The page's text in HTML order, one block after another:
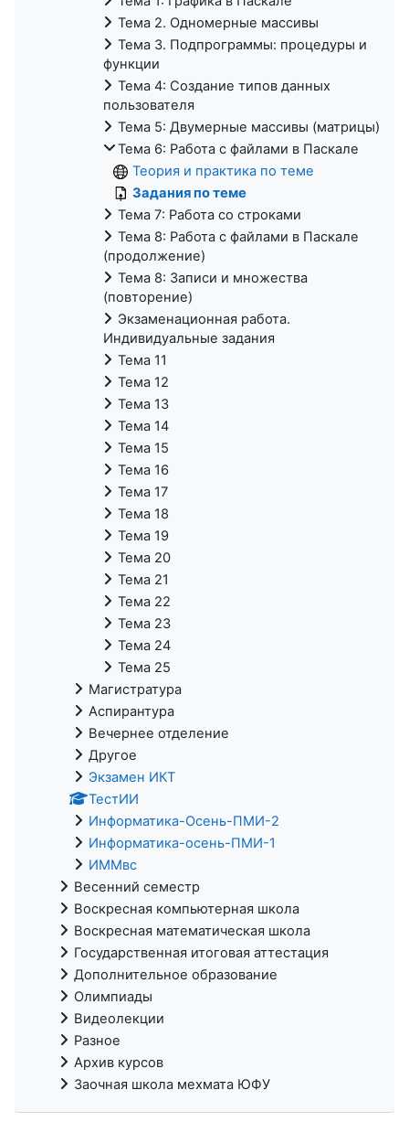
Тема 2. Одномерные массивы
Тема 3. Подпрограммы: процедуры и
функции
Тема 4: Создание типов данных
пользователя
Тема 5: Двумерные массивы (матрицы)
Тема 6: Работа с файлами в Паскале
Теория и практика по теме
Задания по теме
Тема 7: Работа со строками
Тема 8: Работа с файлами в Паскале
(продолжение)
Тема 8: Записи и множества
(повторение)
Экзаменационная работа.
Индивидуальные задания
Тема 11
Тема 12
Тема 13
Тема 14
Тема 15
Тема 16
Тема 17
Тема 18
Тема 19
Тема 20
Тема 21
Тема 22
Тема 23
Тема 24
Тема 25
Магистратура
Аспирантура
Вечернее отделение
Другое
Экзамен ИКТ
ТестИИ
Информатика-Осень-ПМИ-2
Информатика-осень-ПМИ-1
ИММвс
Весенний семестр
Воскресная компьютерная школа
Воскресная математическая школа
Государственная итоговая аттестация
Дополнительное образование
Олимпиады
Видеолекции
Разное
Архив курсов
Заочная школа мехмата ЮФУ